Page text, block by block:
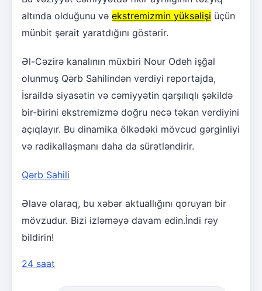
altında olduğunu və ekstremizmin yüksəlişi üçün
münbit şərait yaratdığını göstərir.
Əl-Cəzirə kanalının müxbiri Nour Odeh işğal
olunmuş Qərb Sahilindən verdiyi reportajda,
İsraildə siyasətin və cəmiyyətin qarşılıqlı şəkildə
bir-birini ekstremizmə doğru necə təkan verdiyini
açıqlayır. Bu dinamika ölkədəki mövcud gərginliyi
və radikallaşmanı daha da sürətləndirir.
Qərb Sahili
Əlavə olaraq, bu xəbər aktuallığını qoruyan bir
mövzudur. Bizi izləməyə davam edin.İndi rəy
bildirin!
24 saat